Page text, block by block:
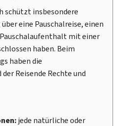
schützt insbesondere
eine Pauschalreise, einen
mit einer
haben. Beim
haben die
Reisende Rechte und
jede natürliche oder